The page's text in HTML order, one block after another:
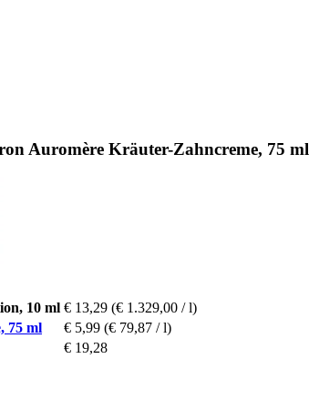
Auromère Kräuter-Zahncreme, 75 ml
10 ml € 13,29 (€ 1.329,00 / l)
75 ml
€ 5,99 (€ 79,87 / l)
€ 19,28